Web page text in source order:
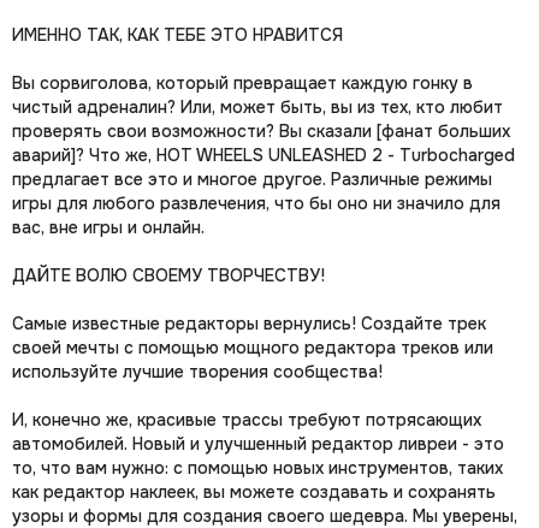
ИМЕННО ТАК, КАК ТЕБЕ ЭТО НРАВИТСЯ
Вы сорвиголова, который превращает каждую гонку в
чистый адреналин? Или, может быть, вы из тех, кто любит
проверять свои возможности? Вы сказали [фанат больших
аварий]? Что же, HOT WHEELS UNLEASHED 2 - Turbocharged
предлагает все это и многое другое. Различные режимы
игры для любого развлечения, что бы оно ни значило для
вас, вне игры и онлайн.
ДАЙТЕ ВОЛЮ СВОЕМУ ТВОРЧЕСТВУ!
Самые известные редакторы вернулись! Создайте трек
своей мечты с помощью мощного редактора треков или
используйте лучшие творения сообщества!
И, конечно же, красивые трассы требуют потрясающих
автомобилей. Новый и улучшенный редактор ливреи - это
то, что вам нужно: с помощью новых инструментов, таких
как редактор наклеек, вы можете создавать и сохранять
узоры и формы для создания своего шедевра. Мы уверены,